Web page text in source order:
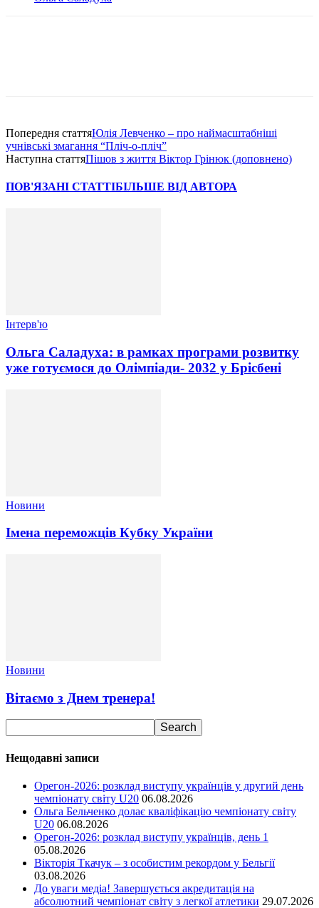
Попередня статтяЮлія Левченко – про наймасштабніші
учнівські змагання “Пліч-о-пліч”
Наступна статтяПішов з життя Віктор Грінюк (доповнено)
ПОВ'ЯЗАНІ СТАТТІБІЛЬШЕ ВІД АВТОРА
Інтерв'ю
Ольга Саладуха: в рамках програми розвитку
уже готуємося до Олімпіади- 2032 у Брісбені
Новини
Імена переможців Кубку України
Новини
Вітаємо з Днем тренера!
Нещодавні записи
Орегон-2026: розклад виступу українців у другий день
чемпіонату світу U20 06.08.2026
Ольга Бельченко долає кваліфікацію чемпіонату світу
U20 06.08.2026
Орегон-2026: розклад виступу українців, день 1
05.08.2026
Вікторія Ткачук – з особистим рекордом у Бельгії
03.08.2026
До уваги медіа! Завершується акредитація на
абсолютний чемпіонат світу з легкої атлетики 29.07.2026